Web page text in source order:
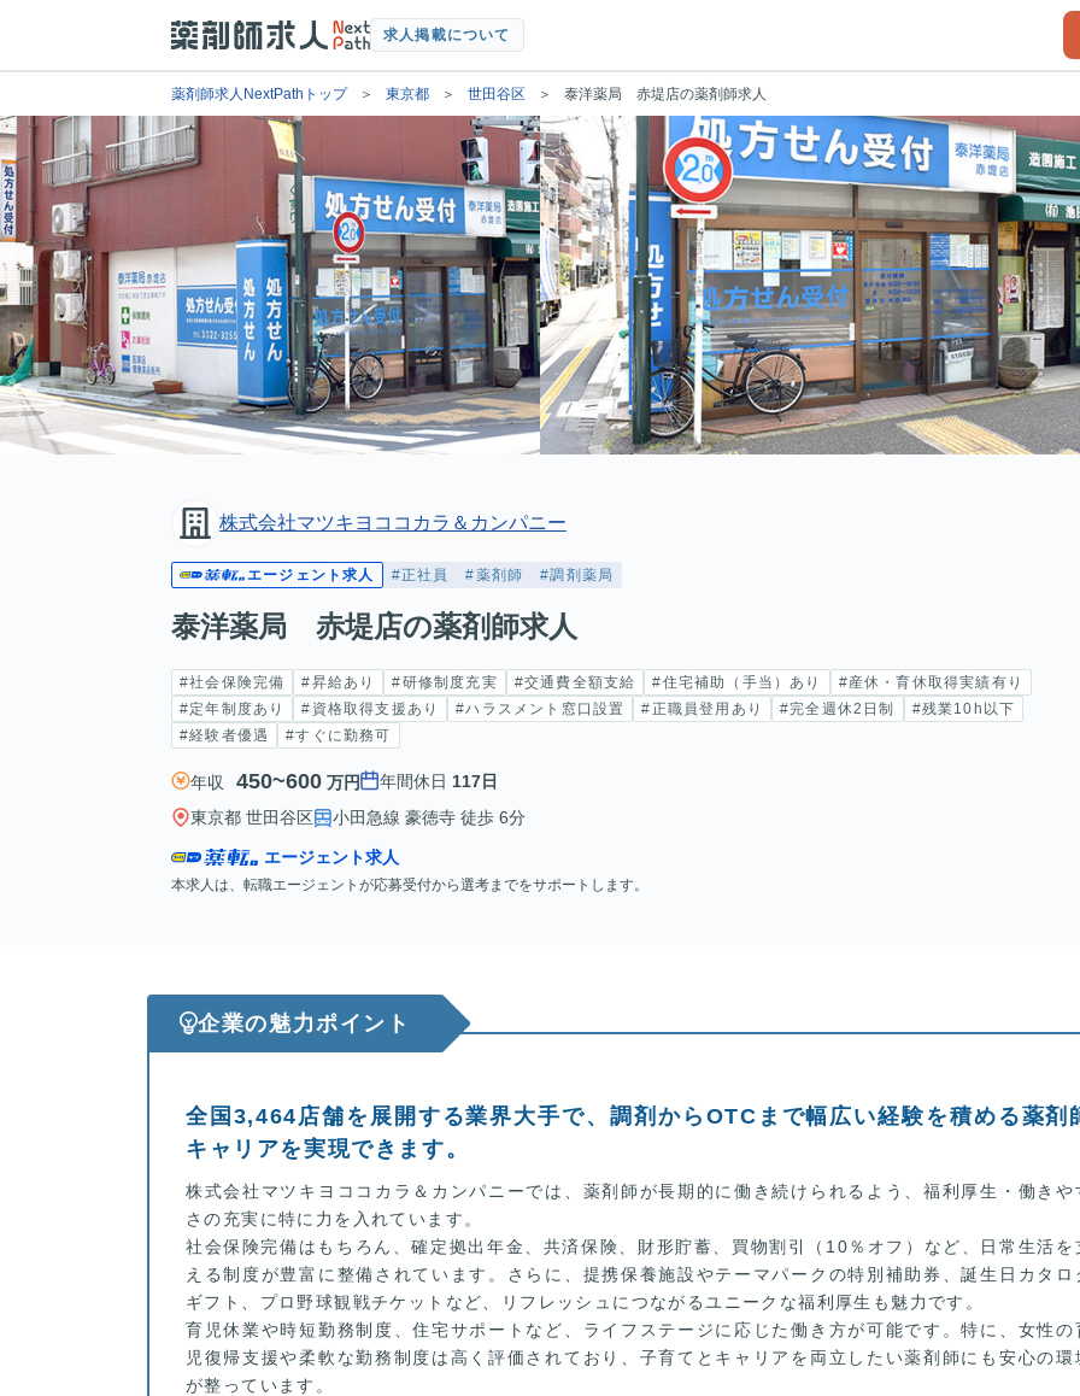
求人掲載について
薬剤師求人NextPathトップ 東京都 世田谷区 泰洋薬局 赤堤店の薬剤師求人
株式会社マツキヨココカラ＆カンパニー
エージェント求人 #正社員 #薬剤師 #調剤薬局
泰洋薬局 赤堤店の薬剤師求人
#社会保険完備 #昇給あり #研修制度充実 #交通費全額支給 #住宅補助（手当）あり
#産休・育休取得実績有り
#定年制度あり
#資格取得支援あり #ハラスメント窓口設置 #正職員登用あり #完全週休2日制
#残業10h以下
#経験者優遇
#すぐに勤務可
年収 450~600 万円 年間休日 117日
東京都 世田谷区
小田急線 豪徳寺 徒歩 6分
エージェント求人
本求人は、転職エージェントが応募受付から選考までをサポートします。
企業の魅力ポイント
全国3,464店舗を展開する業界大手で、調剤からOTCまで幅広い経験を積める薬剤
キャリアを実現できます。
株式会社マツキヨココカラ＆カンパニーでは、薬剤師が長期的に働き続けられるよう、福利厚生・働きや
さの充実に特に力を入れています。
社会保険完備はもちろん、確定拠出年金、共済保険、財形貯蓄、買物割引（10％オフ）など、日常生活を
える制度が豊富に整備されています。さらに、提携保養施設やテーマパークの特別補助券、誕生日カタロ
ギフト、プロ野球観戦チケットなど、リフレッシュにつながるユニークな福利厚生も魅力です。
育児休業や時短勤務制度、住宅サポートなど、ライフステージに応じた働き方が可能です。特に、女性の
児復帰支援や柔軟な勤務制度は高く評価されており、子育てとキャリアを両立したい薬剤師にも安心の環
が整っています。